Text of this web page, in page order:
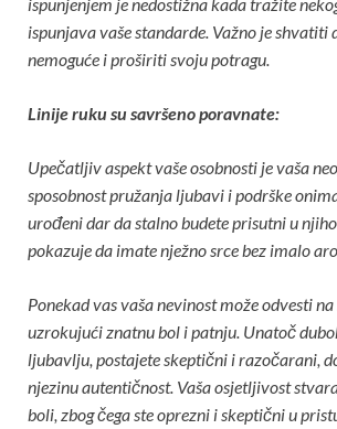
ispunjava vaše standarde. Važno je shvatiti
nemoguće i proširiti svoju potragu.
Linije ruku su savršeno poravnate:
Upečatljiv aspekt vaše osobnosti je vaša
sposobnost pružanja ljubavi i podrške
urođeni dar da stalno budete prisutni u
pokazuje da imate nježno srce bez imalo
Ponekad vas vaša nevinost može odvesti
uzrokujući znatnu bol i patnju. Unatoč
ljubavlju, postajete skeptični i razočarani,
njezinu autentičnost. Vaša osjetljivost
boli, zbog čega ste oprezni i skeptični u